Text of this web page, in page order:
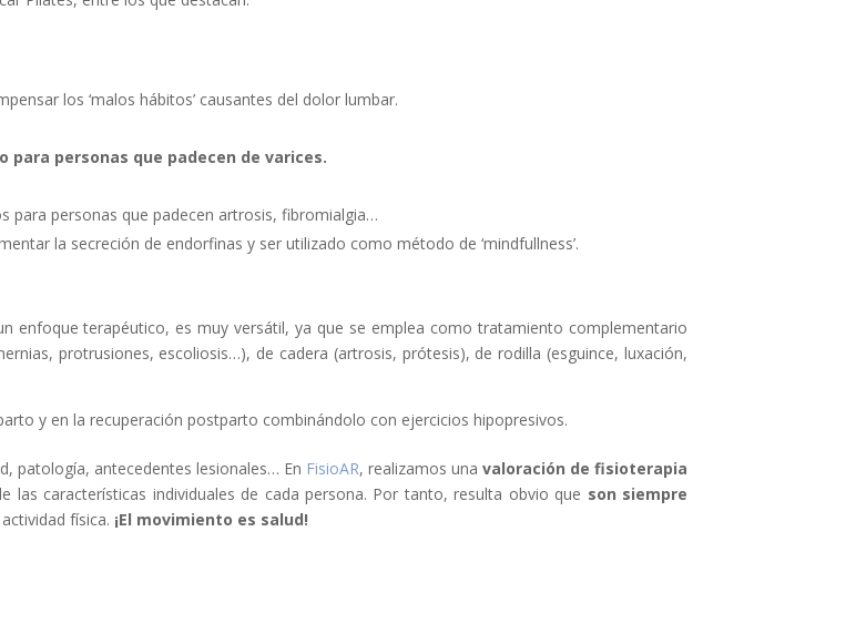
los ‘malos hábitos’ causantes del dolor lumbar.
para personas que padecen de varices.
para personas que padecen artrosis, fibromialgia…
la secreción de endorfinas y ser utilizado como método de ‘mindfullness’.
enfoque terapéutico, es muy versátil, ya que se emplea como tratamiento complementario
protrusiones, escoliosis…), de cadera (artrosis, prótesis), de rodilla (esguince, luxación,
y en la recuperación postparto combinándolo con ejercicios hipopresivos.
patología, antecedentes lesionales… En FisioAR, realizamos una valoración de fisioterapia
las características individuales de cada persona. Por tanto, resulta obvio que son siempre
física. ¡El movimiento es salud!